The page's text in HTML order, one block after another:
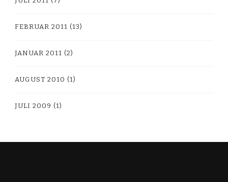
FEBRUAR 2011 (13)
JANUAR 2011 (2)
AUGUST 2010 (1)
JULI 2009 (1)